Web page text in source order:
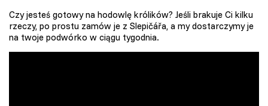
Czy jesteś gotowy na hodowlę królików? Jeśli brakuje Ci kilku
rzeczy, po prostu zamów je z Slepičářa, a my dostarczymy je
na twoje podwórko w ciągu tygodnia.